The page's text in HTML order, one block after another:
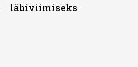
läbiviimiseks